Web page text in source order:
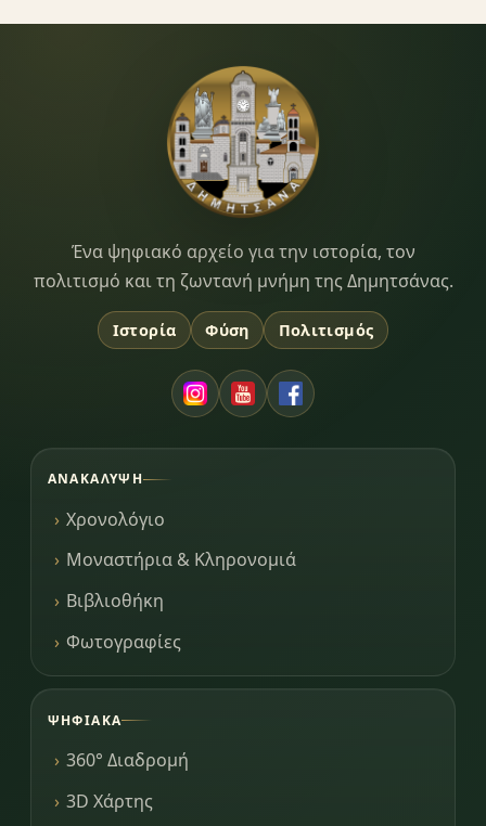
Dimitsana.gr
Ένα ψηφιακό αρχείο για την ιστορία, τον
πολιτισμό και τη ζωντανή μνήμη της Δημητσάνας.
Ιστορία Φύση Πολιτισμός
ΑΝΑΚΆΛΥΨΗ
Χρονολόγιο
Μοναστήρια & Κληρονομιά
Βιβλιοθήκη
Φωτογραφίες
ΨΗΦΙΑΚΆ
360° Διαδρομή
3D Χάρτης